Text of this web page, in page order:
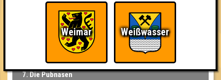
18 15 49
6. NullPointerException
48
7. Die Pubnasen
Weimar Weißwasser